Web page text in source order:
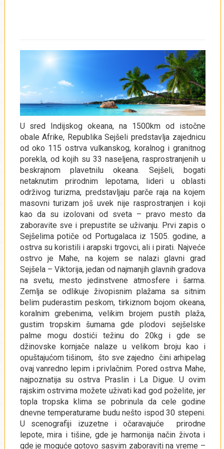
U sred Indijskog okeana, na 1500km od istočne
obale Afrike, Republika Sejšeli predstavlja zajednicu
od oko 115 ostrva vulkanskog, koralnog i granitnog
porekla, od kojih su 33 naseljena, rasprostranjenih u
beskrajnom plavetnilu okeana. Sejšeli, bogati
netaknutim prirodnim lepotama, lideri u oblasti
održivog turizma, predstavljaju parče raja na kojem
masovni turizam još uvek nije rasprostranjen i koji
kao da su izolovani od sveta – pravo mesto da
zaboravite sve i prepustite se uživanju. Prvi zapis o
Sejšelima potiče od Portugalaca iz 1505. godine, a
ostrva su koristili i arapski trgovci, ali i pirati. Najveće
ostrvo je Mahe, na kojem se nalazi glavni grad
Sejšela – Viktorija, jedan od najmanjih glavnih gradova
na svetu, mesto jedinstvene atmosfere i šarma.
Zemlja se odlikuje živopisnim plažama sa sitnim
belim puderastim peskom, tirkiznom bojom okeana,
koralnim grebenima, velikim brojem pustih plaža,
gustim tropskim šumama gde plodovi sejšelske
palme mogu dostići težinu do 20kg i gde se
džinovske kornjače nalaze u velikom broju kao i
opuštajućom tišinom, što sve zajedno čini arhipelag
ovaj vanredno lepim i privlačnim. Pored ostrva Mahe,
najpoznatija su ostrva Praslin i La Digue. U ovim
rajskim ostrvima možete uživati kad god poželite, jer
topla tropska klima se pobrinula da cele godine
dnevne temperaturame budu nešto ispod 30 stepeni.
U scenografiji izuzetne i očaravajuće prirodne
lepote, mira i tišine, gde je harmonija način života i
gde je moguće gotovo sasvim zaboraviti na vreme –